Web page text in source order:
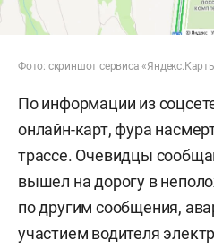
Фото: скриншот сервиса
По информации из
онлайн-карт, фура
трассе. Очевидцы
вышел на дорогу в
по другим сообщения,
участием водителя